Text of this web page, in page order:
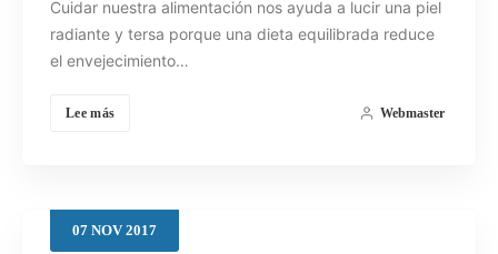
Cuidar nuestra alimentación nos ayuda a lucir una piel
radiante y tersa porque una dieta equilibrada reduce
el envejecimiento…
Lee más Webmaster
07 NOV2017